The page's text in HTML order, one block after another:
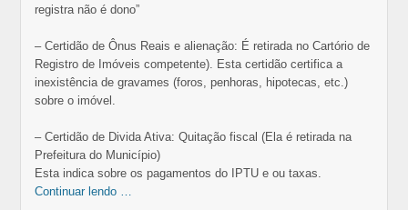
registra não é dono”
– Certidão de Ônus Reais e alienação: É retirada no Cartório de
Registro de Imóveis competente). Esta certidão certifica a
inexistência de gravames (foros, penhoras, hipotecas, etc.)
sobre o imóvel.
– Certidão de Divida Ativa: Quitação fiscal (Ela é retirada na
Prefeitura do Município)
Esta indica sobre os pagamentos do IPTU e ou taxas.
Continuar lendo …